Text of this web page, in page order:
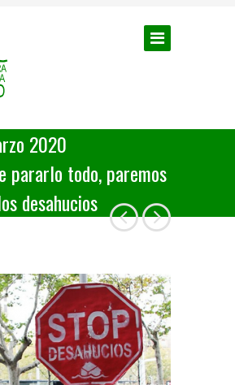
2020
pararlo todo, paremos
desahucios